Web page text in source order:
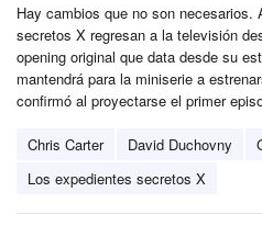
Hay cambios que no son necesarios.
secretos X regresan a la televisión
opening original que data desde su
mantendrá para la miniserie a
confirmó al proyectarse el primer
Chris Carter David Duchovny
Los expedientes secretos X